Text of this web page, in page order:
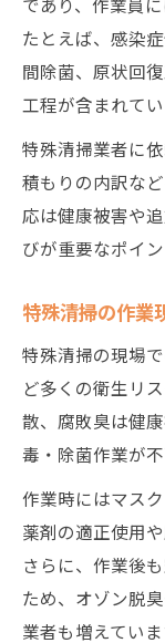
たとえば、感染
間除菌、原状回
工程が含まれてい
特殊清掃業者に
積もりの内訳な
応は健康被害や
びが重要なポイン
特殊清掃の作業
特殊清掃の現場
ど多くの衛生リ
散、腐敗臭は健
毒・除菌作業が不
作業時にはマス
薬剤の適正使用
さらに、作業後
ため、オゾン脱
業者も増えていま